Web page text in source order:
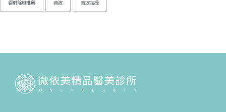
雷射除斑推薦 音波 音波拉提